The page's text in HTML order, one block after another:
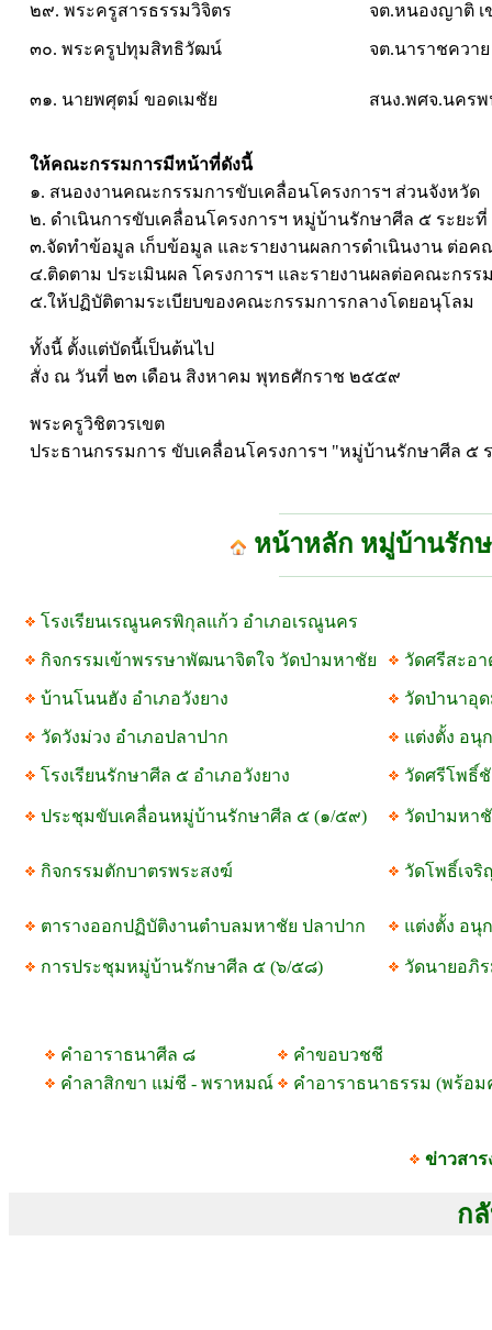
๒๙. พระครูสารธรรมวิจิตร จต.หนองญาติ เ
๓๐. พระครูปทุมสิทธิวัฒน์ จต.นาราชควาย
๓๑. นายพศุตม์ ขอดเมชัย สนง.พศจ.นคร
ให้คณะกรรมการมีหน้าที่ดังนี้
๑. สนองงานคณะกรรมการขับเคลื่อนโครงการฯ ส่วนจังหวัด
๒. ดำเนินการขับเคลื่อนโครงการฯ หมู่บ้านรักษาศีล ๕ ระยะ
๓.จัดทำข้อมูล เก็บข้อมูล และรายงานผลการดำเนินงาน ต่อ
๔.ติดตาม ประเมินผล โครงการฯ และรายงานผลต่อคณะกรร
๕.ให้ปฏิบัติตามระเบียบของคณะกรรมการกลางโดยอนุโลม
ทั้งนี้ ตั้งแต่บัดนี้เป็นต้นไป
สั่ง ณ วันที่ ๒๓ เดือน สิงหาคม พุทธศักราช ๒๕๕๙
พระครูวิชิตวรเขต
ประธานกรรมการ ขับเคลื่อนโครงการฯ "หมู่บ้านรักษาศีล ๕
หน้าหลัก หมู่บ้านรัก
โรงเรียนเรณูนครพิกุลแก้ว อำเภอเรณูนคร
กิจกรรมเข้าพรรษาพัฒนาจิตใจ วัดป่ามหาชัย วัดศรีสะอ
บ้านโนนฮัง อำเภอวังยาง วัดป่านาอุ
วัดวังม่วง อำเภอปลาปาก แต่งตั้ง อนุ
โรงเรียนรักษาศีล ๕ อำเภอวังยาง วัดศรีโพธิ์
ประชุมขับเคลื่อนหมู่บ้านรักษาศีล ๕ (๑/๕๙) วัดป่ามหา
กิจกรรมตักบาตรพระสงฆ์ วัดโพธิ์เจ
ตารางออกปฏิบัติงานตำบลมหาชัย ปลาปาก แต่งตั้ง อนุ
การประชุมหมู่บ้านรักษาศีล ๕ (๖/๕๘) วัดนายอภิ
คำอาราธนาศีล ๘
คำขอบวชชี
คำลาสิกขา แม่ชี - พราหมณ์
คำอาราธนาธรรม (พร้อม
ข่าวสา
ก